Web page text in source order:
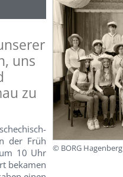
uns
zu
der Früh
10 Uhr
bekamen
© BORG Hagenberg